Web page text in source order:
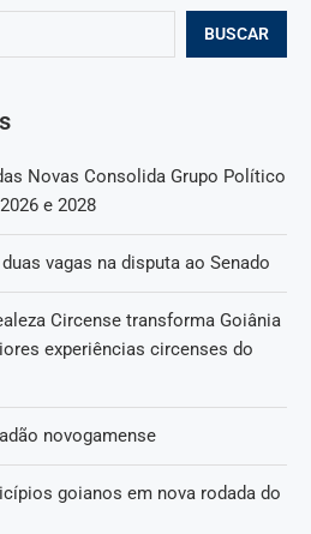
BUSCAR
Novas Consolida Grupo Político
e 2028
vagas na disputa ao Senado
Circense transforma Goiânia
experiências circenses do
novogamense
goianos em nova rodada do